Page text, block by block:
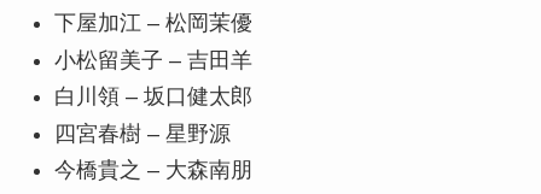
下屋加江 – 松岡茉優
小松留美子 – 吉田羊
白川領 – 坂口健太郎
四宮春樹 – 星野源
今橋貴之 – 大森南朋